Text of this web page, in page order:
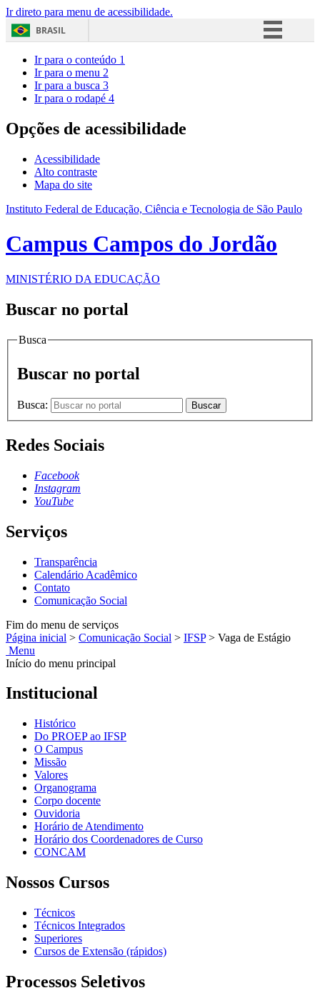
Ir direto para menu de acessibilidade.
BRASIL
Acesso à informação
Ir para o conteúdo 1
Ir para o menu 2
Ir para a busca 3
Ir para o rodapé 4
Opções de acessibilidade
Acessibilidade
Alto contraste
Mapa do site
Instituto Federal de Educação, Ciência e Tecnologia de São Paulo
Campus Campos do Jordão
MINISTÉRIO DA EDUCAÇÃO
Buscar no portal
Busca
Buscar no portal
Busca: Buscar
Redes Sociais
Facebook
Instagram
YouTube
Serviços
Transparência
Calendário Acadêmico
Contato
Comunicação Social
Fim do menu de serviços
Página inicial > Comunicação Social > IFSP > Vaga de Estágio
Menu
Início do menu principal
Institucional
Histórico
Do PROEP ao IFSP
O Campus
Missão
Valores
Organograma
Corpo docente
Ouvidoria
Horário de Atendimento
Horário dos Coordenadores de Curso
CONCAM
Nossos Cursos
Técnicos
Técnicos Integrados
Superiores
Cursos de Extensão (rápidos)
Processos Seletivos